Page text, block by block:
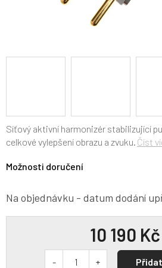
Na objednávku - datum dodání
Možnosti doručení
Síťový aktivní harmonizér stabilizující
celkové vylepšení obrazu a zvuku. Číst
10 190 Kč